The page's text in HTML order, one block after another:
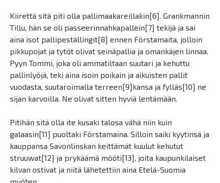
Kiirettä sitä piti olla pallimaakareillakin[6]. Grankmannin
Tillu, hän se oli passeerinnahkapallein[7] tekijä ja sai
aina isot pallipeställingit[8] ennen Förstamaita, jolloin
pikkupojat ja tytöt olivat seinäpallia ja omankäjen linnaa.
Pyyn Tommi, joka oli ammatiltaan suutari ja kehuttu
pallinlyöjä, teki aina isoin poikain ja aikuisten pallit
vuodasta, suutaroimalla terreen[9]kansa ja fylläs[10] ne
sijan karvoilla. Ne olivat sitten hyviä lentämään.
Pitihän sitä olla ite kusaki talosa vähä niin kuin
galaasin[11] puoltaki Förstamaina. Silloin saiki kyytinsä ja
kauppansa Savonlinskan keittämät kuulut kehutut
struuwat[12] ja prykäämä mööti[13], joita kaupunkilaiset
kilvan ostivat ja niitä lähetettiin aina Etelä-Suomia